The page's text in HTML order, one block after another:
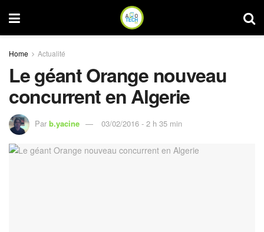
Home Actualité
Le géant Orange nouveau
concurrent en Algerie
Par b.yacine 03/02/2016 - 2 h 35 min